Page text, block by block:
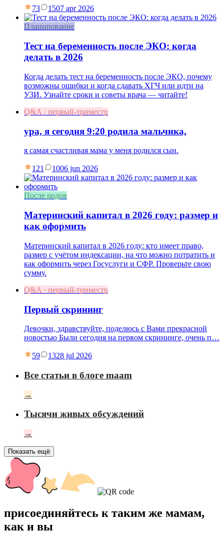
73 1507 apr 2026
Планирование
Тест на беременность после ЭКО: когда
делать в 2026
Когда делать тест на беременность после ЭКО, почему
возможны ошибки и когда сдавать ХГЧ или идти на
УЗИ. Узнайте сроки и советы врача — читайте!
Q&A · первый-триместр
ура, я сегодня 9:20 родила мальчика,
я самая счастливая мама у меня родился сын.
121 1006 jun 2026
После родов
Материнский капитал в 2026 году: размер и
как оформить
Материнский капитал в 2026 году: кто имеет право,
размер с учётом индексации, на что можно потратить и
как оформить через Госуслуги и СФР. Проверьте свою
сумму.
Q&A · первый-триместр
Первый скрининг
Девочки, здравствуйте, поделюсь с Вами прекрасной
новостью Были сегодня на первом скрининге, очень п…
59 1328 jul 2026
Все статьи в блоге maam
→
Тысячи живых обсуждений
→
Показать ещё
присоединяйтесь к таким же мамам,
как и вы